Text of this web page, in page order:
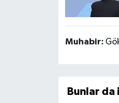
Muhabir:
Bunlar